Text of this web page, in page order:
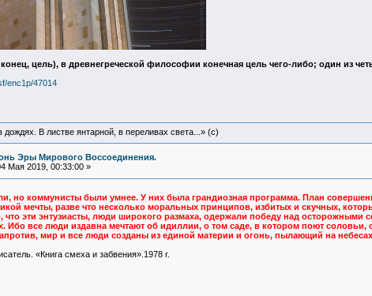
цель), в древнегреческой философии конечная цель чего-либо; один из
enc1p/47014
дождях. В листве янтарной, в переливах света...» (c)
Эры Мирового Воссоединения.
Мая 2019, 00:33:00 »
но коммунисты были умнее. У них была грандиозная программа. План
мечты, разве что несколько моральных принципов, избитых и скучных,
что эти энтузиасты, люди широкого размаха, одержали победу над
Ибо все люди издавна мечтают об идиллии, о том саде, в котором поют соловьи,
мир и все люди созданы из единой материи и огонь, пылающий на
«Книга смеха и забвения».1978 г.